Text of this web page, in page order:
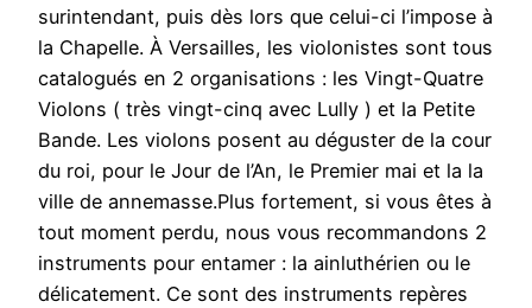
surintendant, puis dès lors que celui-ci l’impose à
la Chapelle. À Versailles, les violonistes sont tous
catalogués en 2 organisations : les Vingt-Quatre
Violons ( très vingt-cinq avec Lully ) et la Petite
Bande. Les violons posent au déguster de la cour
du roi, pour le Jour de l’An, le Premier mai et la la
ville de annemasse.Plus fortement, si vous êtes à
tout moment perdu, nous vous recommandons 2
instruments pour entamer : la ainluthérien ou le
délicatement. Ce sont des instruments repères